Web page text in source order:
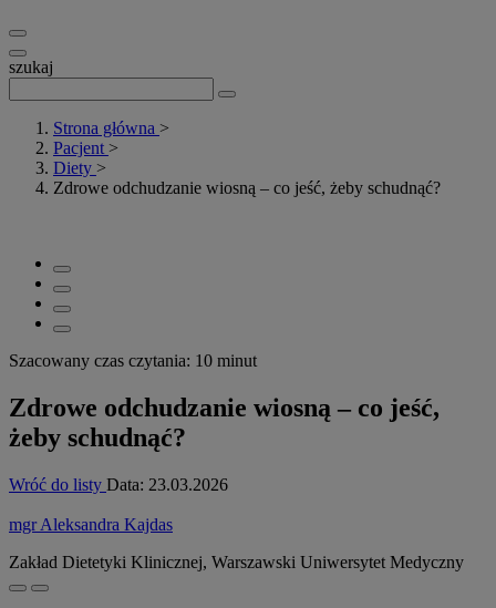
szukaj
Strona główna >
Pacjent >
Diety >
Zdrowe odchudzanie wiosną – co jeść, żeby schudnąć?
Szacowany czas czytania: 10 minut
Zdrowe odchudzanie wiosną – co jeść,
żeby schudnąć?
Wróć do listy Data: 23.03.2026
mgr Aleksandra Kajdas
Zakład Dietetyki Klinicznej, Warszawski Uniwersytet Medyczny